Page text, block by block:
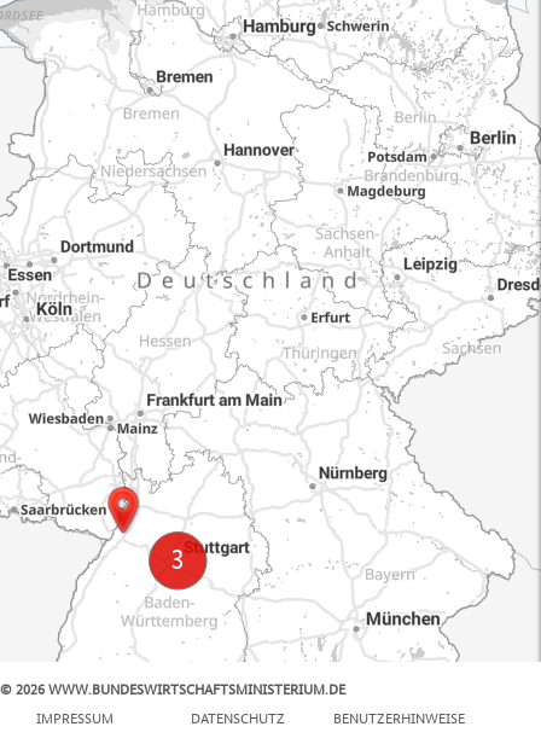
© 2026 WWW.BUNDESWIRTSCHAFTSMINISTERIUM.DE
IMPRESSUM
DATENSCHUTZ BENUTZERHINWEISE